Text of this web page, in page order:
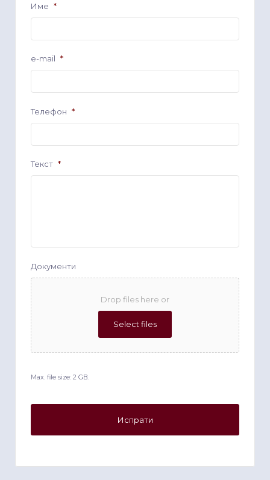
Име *
e-mail *
Телефон *
Текст *
Документи
Drop files here or
Select files
Max. file size: 2 GB.